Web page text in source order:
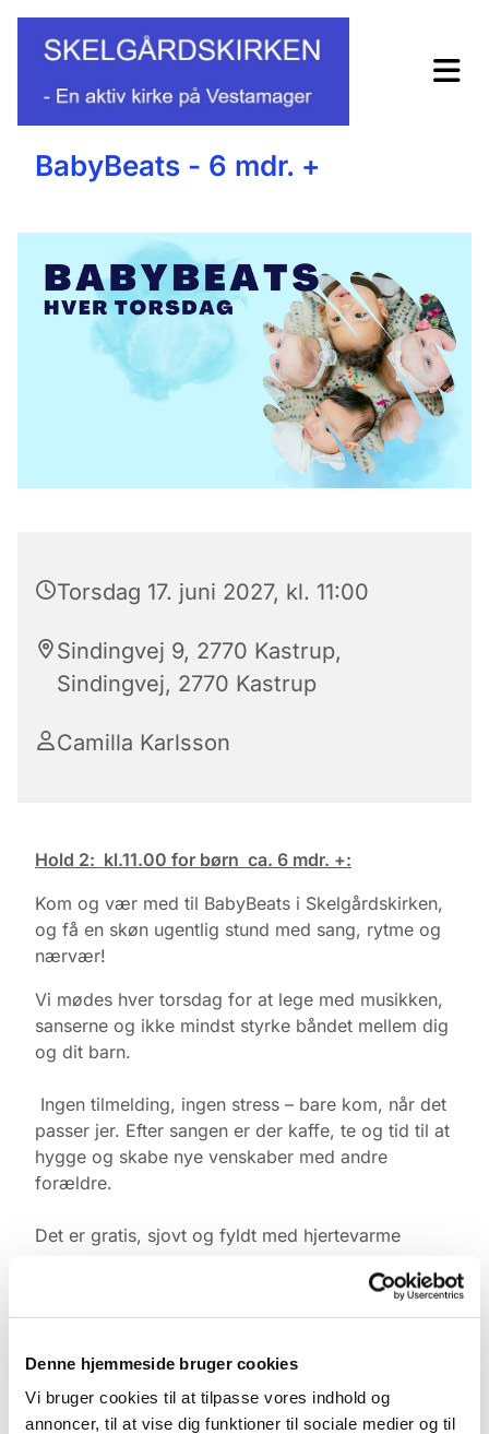
Denne hjemmeside bruger cookies
Vi bruger cookies til at tilpasse vores indhold og
annoncer, til at vise dig funktioner til sociale medier og til
BabyBeats - 6 mdr. +
Torsdag 17. juni 2027, kl. 11:00
Sindingvej 9, 2770 Kastrup,
Sindingvej, 2770 Kastrup
Camilla Karlsson
Hold 2: kl.11.00 for børn ca. 6 mdr. +:
Kom og vær med til BabyBeats i Skelgårdskirken,
og få en skøn ugentlig stund med sang, rytme og
nærvær!
Vi mødes hver torsdag for at lege med musikken,
sanserne og ikke mindst styrke båndet mellem dig
og dit barn.
Ingen tilmelding, ingen stress – bare kom, når det
passer jer. Efter sangen er der kaffe, te og tid til at
hygge og skabe nye venskaber med andre
forældre.
Det er gratis, sjovt og fyldt med hjertevarme
De bedste hilsner